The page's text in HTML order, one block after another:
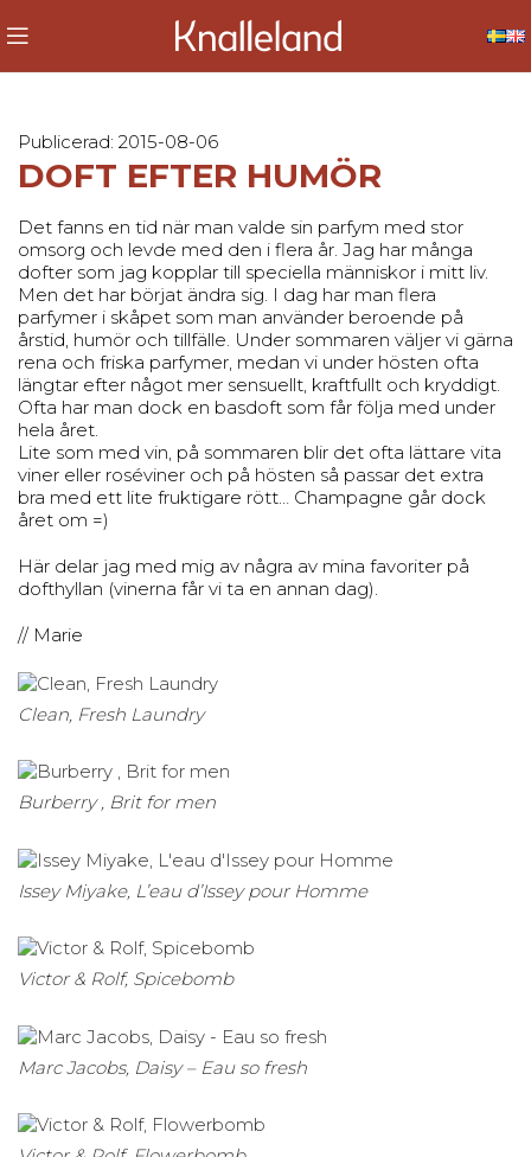
Publicerad: 2015-08-06
DOFT EFTER HUMÖR
Det fanns en tid när man valde sin parfym med stor
omsorg och levde med den i flera år. Jag har många
dofter som jag kopplar till speciella människor i mitt liv.
Men det har börjat ändra sig. I dag har man flera
parfymer i skåpet som man använder beroende på
årstid, humör och tillfälle. Under sommaren väljer vi gärna
rena och friska parfymer, medan vi under hösten ofta
längtar efter något mer sensuellt, kraftfullt och kryddigt.
Ofta har man dock en basdoft som får följa med under
hela året.
Lite som med vin, på sommaren blir det ofta lättare vita
viner eller roséviner och på hösten så passar det extra
bra med ett lite fruktigare rött… Champagne går dock
året om =)
Här delar jag med mig av några av mina favoriter på
dofthyllan (vinerna får vi ta en annan dag).
// Marie
Clean, Fresh Laundry
Burberry , Brit for men
Issey Miyake, L’eau d’Issey pour Homme
Victor & Rolf, Spicebomb
Marc Jacobs, Daisy – Eau so fresh